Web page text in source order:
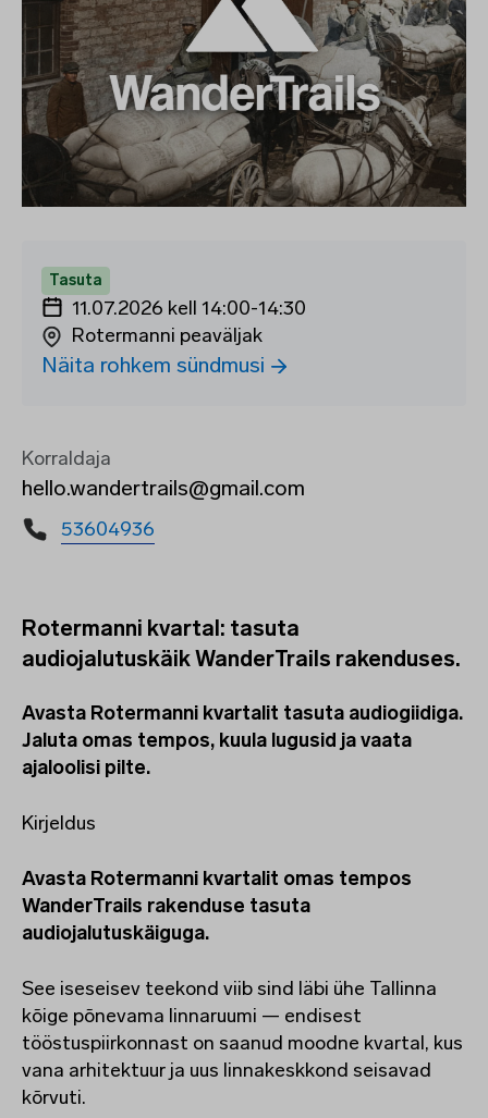
Tasuta
11.07.2026 kell 14:00-14:30
Rotermanni peaväljak
Näita rohkem sündmusi
Korraldaja
hello.wandertrails@gmail.com
53604936
Rotermanni kvartal: tasuta
audiojalutuskäik WanderTrails rakenduses.
Avasta Rotermanni kvartalit tasuta audiogiidiga.
Jaluta omas tempos, kuula lugusid ja vaata
ajaloolisi pilte.
Kirjeldus
Avasta Rotermanni kvartalit omas tempos
WanderTrails rakenduse tasuta
audiojalutuskäiguga.
See iseseisev teekond viib sind läbi ühe Tallinna
kõige põnevama linnaruumi — endisest
tööstuspiirkonnast on saanud moodne kvartal, kus
vana arhitektuur ja uus linnakeskkond seisavad
kõrvuti.